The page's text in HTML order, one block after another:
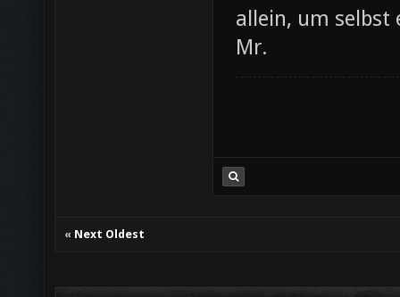
allein, um selbst
Mr.
« Next Oldest